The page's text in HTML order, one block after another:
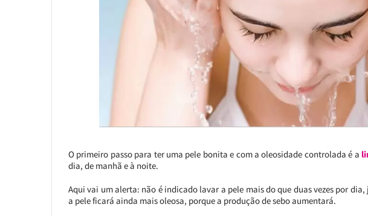
O primeiro passo para ter uma pele bonita e com a oleosidade controlada é a
dia, de manhã e à noite.
Aqui vai um alerta: não é indicado lavar a pele mais do que duas vezes por
a pele ficará ainda mais oleosa, porque a produção de sebo aumentará.